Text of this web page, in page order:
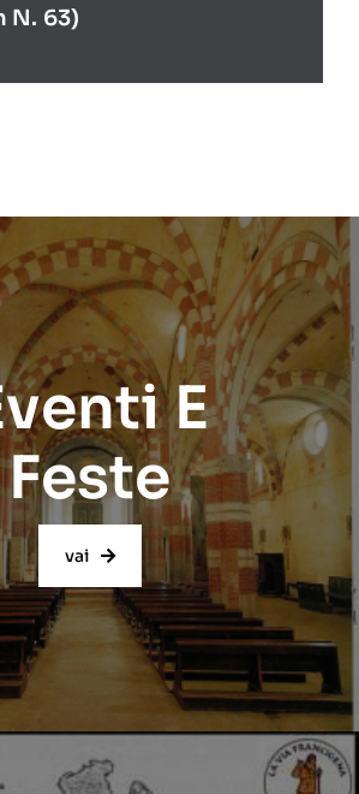
N. 63)
E
Feste
vai